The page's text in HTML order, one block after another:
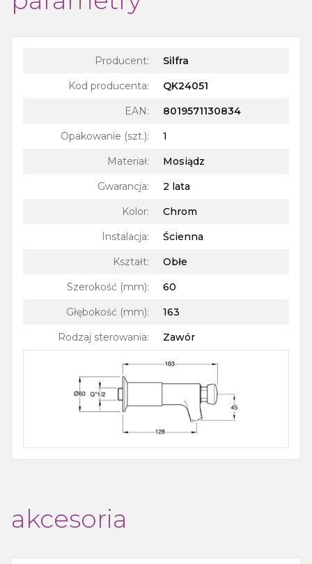
Producent:
Silfra
Kod producenta:
QK24051
EAN:
8019571130834
Opakowanie (szt.):
1
Materiał:
Mosiądz
Gwarancja:
2 lata
Kolor:
Chrom
Instalacja:
Ścienna
Kształt:
Obłe
Szerokość (mm):
60
Głębokość (mm):
163
Rodzaj sterowania: Zawór
akcesoria